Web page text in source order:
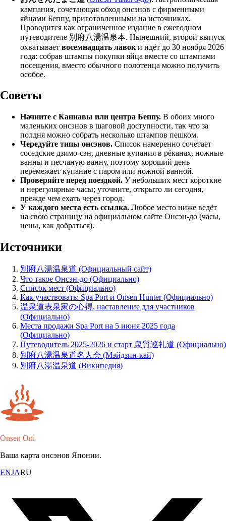
кампания, сочетающая обход онсэнов с фирменными
яйцами Беппу, приготовленными на источниках.
Проводится как ограниченное издание в ежегодном
путеводителе 別府八湯温泉本. Нынешний, второй выпуск
охватывает восемнадцать лавок и идёт до 30 ноября 2026
года: собрав штампы покупки яйца вместе со штампами
посещения, вместо обычного полотенца можно получить
особое.
Советы
Начните с Каннавы или центра Беппу. В обоих много
маленьких онсэнов в шаговой доступности, так что за
полдня можно собрать несколько штампов пешком.
Чередуйте типы онсэнов. Список намеренно сочетает
соседские дзимо-сэн, дневные купания в рёканах, ножные
ванны и песчаную ванну, поэтому хороший день
перемежает купание с паром или ножной ванной.
Проверяйте перед поездкой. У небольших мест короткие
и нерегулярные часы; уточните, открыто ли сегодня,
прежде чем ехать через город.
У каждого места есть ссылка. Любое место ниже ведёт
на свою страницу на официальном сайте Онсэн-до (часы,
цены, как добраться).
Источники
別府八湯温泉道 (Официальный сайт)
Что такое Онсэн-до (Официально)
Список мест (Официально)
Как участвовать: Spa Port и Onsen Hunter (Официально)
温泉道表泉家の心得, наставление для участников
(Официально)
Места продажи Spa Port на 5 июня 2025 года
(Официально)
Путеводитель 2025-2026 и старт 泉質巡礼道 (Официально)
別府八湯温泉道名人会 (Мэйдзин-кай)
別府八湯温泉道 (Википедия)
Onsen Oni
Ваша карта онсэнов Японии.
ENJARU